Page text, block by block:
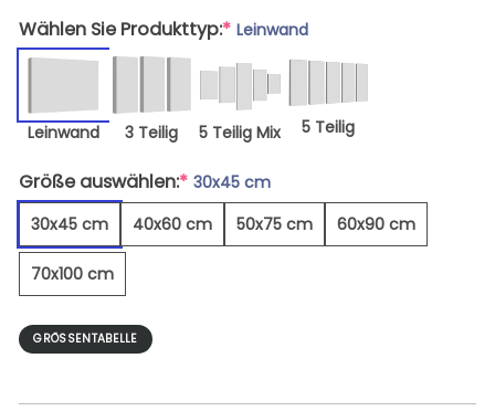
Wählen Sie Produkttyp:* Leinwand
Leinwand 3 Teilig 5 Teilig Mix 5 Teilig
Größe auswählen:* 30x45 cm
30x45 cm
40x60 cm 50x75 cm 60x90 cm
70x100 cm
GRÖSSENTABELLE